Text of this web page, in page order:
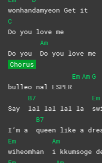
wonhandamyeon Get it
C
Do you love me
Do you
Am
Do you love me
Chorus
bulleo nal ESPER
Em Am G
Say
B7
lal lal lal la
Em
I’m a
B7
queen like a
Em
wiheomhan
Am
i kkumsoge